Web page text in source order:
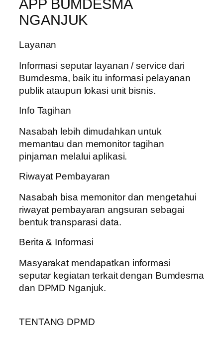
APP BUMDESMA
NGANJUK
Layanan
Informasi seputar layanan / service dari
Bumdesma, baik itu informasi pelayanan
publik ataupun lokasi unit bisnis.
Info Tagihan
Nasabah lebih dimudahkan untuk
memantau dan memonitor tagihan
pinjaman melalui aplikasi.
Riwayat Pembayaran
Nasabah bisa memonitor dan mengetahui
riwayat pembayaran angsuran sebagai
bentuk transparasi data.
Berita & Informasi
Masyarakat mendapatkan informasi
seputar kegiatan terkait dengan Bumdesma
dan DPMD Nganjuk.
TENTANG DPMD